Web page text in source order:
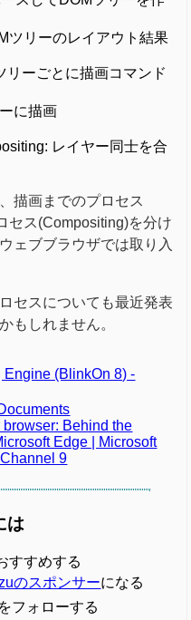
ツリーのレイアウト結果
リーごとに描画コマンド
に描画
レイヤー同士を合
描画までのプロセス
セス(Compositing)を分け
ェブブラウザでは取り入
セスについても最近発表
もしれません。
Engine (BlinkOn 8) -
Behind the
Edge | Microsoft
9
は
すすめする
のスポンサーになる
をフォローする